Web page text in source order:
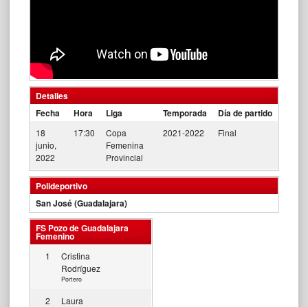
Detalles
Fecha
Hora Liga Temporada Día de partido
18
junio,
2022
17:30
Copa
Femenina
Provincial
2021-2022 Final
Polideportivo
San José (Guadalajara)
FS Pozo de Guadalajara
Femenino
1
Cristina
Rodríguez
Portero
2
Laura